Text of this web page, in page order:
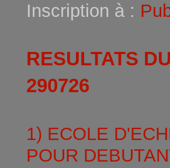
Inscription à :
RESULTATS
290726
1) ECOLE
POUR